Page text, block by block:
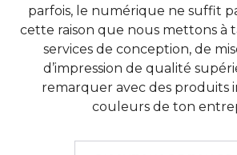
parfois, le numérique ne suffit
cette raison que nous mettons à
services de conception, de
d’impression de qualité
remarquer avec des produits
couleurs de ton